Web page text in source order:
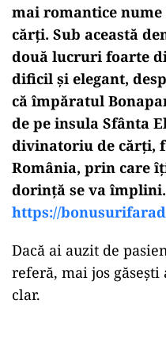
mai romantice
cărți. Sub această
două lucruri foarte
dificil și elegant,
că împăratul
de pe insula Sfânta
divinatoriu de cărți,
România, prin care
dorință se va
https://
Dacă ai auzit de
referă, mai jos
clar.